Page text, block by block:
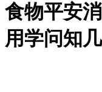
食物平安
用学问知